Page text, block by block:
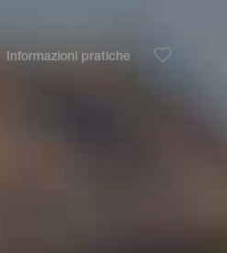
Informazioni pratiche